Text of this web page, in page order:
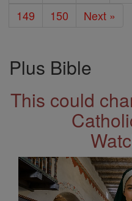
149
150 Next »
Plus Bible
This could